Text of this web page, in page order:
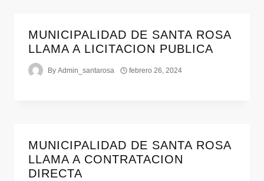
MUNICIPALIDAD DE SANTA ROSA
LLAMA A LICITACION PUBLICA
By Admin_santarosa febrero 26, 2024
MUNICIPALIDAD DE SANTA ROSA
LLAMA A CONTRATACION
DIRECTA